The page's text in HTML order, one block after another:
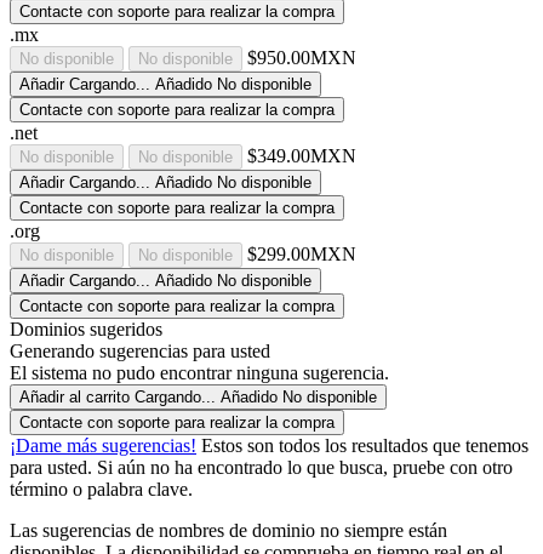
Contacte con soporte para realizar la compra
.mx
No disponible No disponible $950.00MXN
Añadir Cargando... Añadido No disponible
Contacte con soporte para realizar la compra
.net
No disponible No disponible $349.00MXN
Añadir Cargando... Añadido No disponible
Contacte con soporte para realizar la compra
.org
No disponible No disponible $299.00MXN
Añadir Cargando... Añadido No disponible
Contacte con soporte para realizar la compra
Dominios sugeridos
Generando sugerencias para usted
El sistema no pudo encontrar ninguna sugerencia.
Añadir al carrito Cargando... Añadido No disponible
Contacte con soporte para realizar la compra
¡Dame más sugerencias! Estos son todos los resultados que tenemos
para usted. Si aún no ha encontrado lo que busca, pruebe con otro
término o palabra clave.
Las sugerencias de nombres de dominio no siempre están